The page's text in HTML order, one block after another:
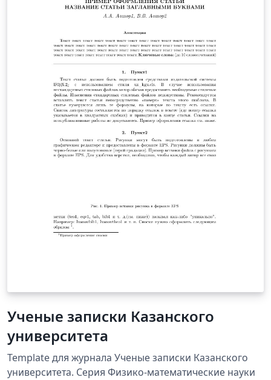
Ученые записки Казанского
университета
Template для журнала Ученые записки Казанского
университета. Серия Физико-математические науки